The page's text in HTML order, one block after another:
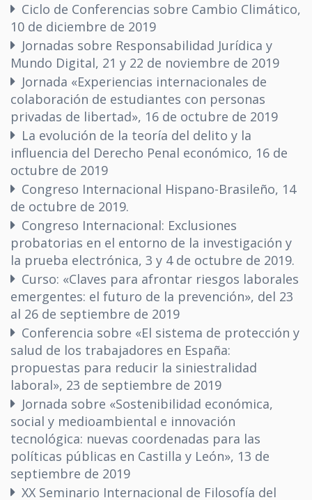
Ciclo de Conferencias sobre Cambio Climático,
10 de diciembre de 2019
Jornadas sobre Responsabilidad Jurídica y
Mundo Digital, 21 y 22 de noviembre de 2019
Jornada «Experiencias internacionales de
colaboración de estudiantes con personas
privadas de libertad», 16 de octubre de 2019
La evolución de la teoría del delito y la
influencia del Derecho Penal económico, 16 de
octubre de 2019
Congreso Internacional Hispano-Brasileño, 14
de octubre de 2019.
Congreso Internacional: Exclusiones
probatorias en el entorno de la investigación y
la prueba electrónica, 3 y 4 de octubre de 2019.
Curso: «Claves para afrontar riesgos laborales
emergentes: el futuro de la prevención», del 23
al 26 de septiembre de 2019
Conferencia sobre «El sistema de protección y
salud de los trabajadores en España:
propuestas para reducir la siniestralidad
laboral», 23 de septiembre de 2019
Jornada sobre «Sostenibilidad económica,
social y medioambiental e innovación
tecnológica: nuevas coordenadas para las
políticas públicas en Castilla y León», 13 de
septiembre de 2019
XX Seminario Internacional de Filosofía del